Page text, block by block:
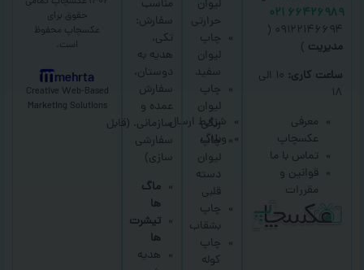
۶۶۴۲۶۹۸۹ ۰۲۱
۰۹۱۲۲۱۴۶۶۹۴ (
مدیریت )
ساعت کاری:
۱۰ الی
۱۸
معرفی
عکسچاپ
تماس با ما
قوانین و
مقررات
شرایط ارسال
وبلاگ
لیوان
حرارتی
چاپ
لیوان
سفید
چاپ
لیوان
رنگی
چاپ
لیوان
دسته
قلبی
چاپ
بشقاب
چاپ
کوله
مناسب
سفارش:
تکی،
هدیه به
دوستان،
سفارش
عمده و
سازمانی. (قابل
سفارشی
سازی)
ماگ
ها
تیشرت
ها
هدیه
حقوق برای
عکسچاپ محفوظ
است.
mehrta
Creative Web-Based
Marketing Solutions